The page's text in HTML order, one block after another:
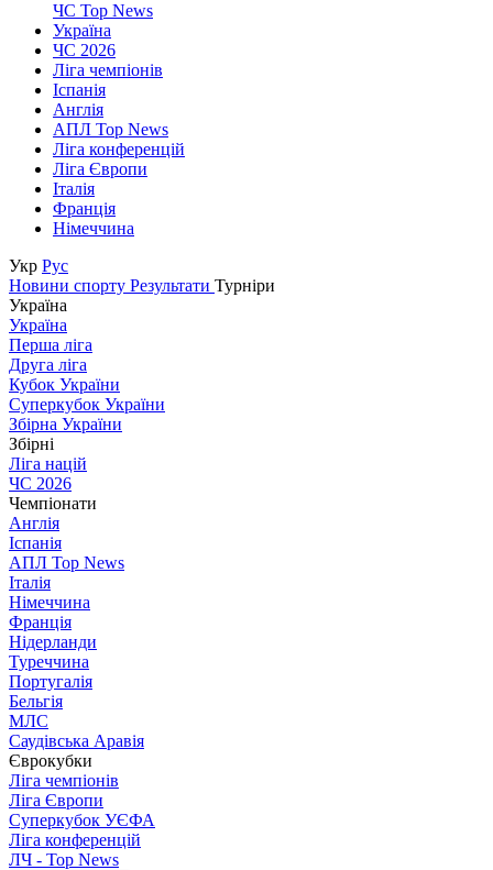
ЧС Top News
Україна
ЧС 2026
Ліга чемпіонів
Іспанія
Англія
АПЛ Top News
Ліга конференцій
Ліга Європи
Італія
Франція
Німеччина
Укр Рус
Новини спорту Результати Турніри
Україна
Україна
Перша ліга
Друга ліга
Кубок України
Суперкубок України
Збірна України
Збірні
Ліга націй
ЧС 2026
Чемпіонати
Англія
Іспанія
АПЛ Top News
Італія
Німеччина
Франція
Нідерланди
Туреччина
Португалія
Бельгія
МЛС
Саудівська Аравія
Єврокубки
Ліга чемпіонів
Ліга Європи
Суперкубок УЄФА
Ліга конференцій
ЛЧ - Top News